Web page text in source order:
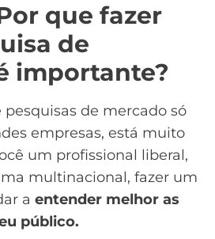
que fazer
de
importante?
pesquisas de mercado só
empresas, está muito
um profissional liberal,
multinacional, fazer um
a entender melhor as
público.